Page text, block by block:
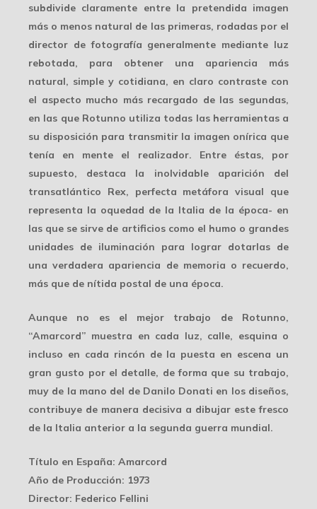
subdivide claramente entre la pretendida imagen
más o menos natural de las primeras, rodadas por el
director de fotografía generalmente mediante luz
rebotada, para obtener una apariencia más
natural, simple y cotidiana, en claro contraste con
el aspecto mucho más recargado de las segundas,
en las que Rotunno utiliza todas las herramientas a
su disposición para transmitir la imagen onírica que
tenía en mente el realizador. Entre éstas, por
supuesto, destaca la inolvidable aparición del
transatlántico Rex, perfecta metáfora visual que
representa la oquedad de la Italia de la época- en
las que se sirve de artificios como el humo o grandes
unidades de iluminación para lograr dotarlas de
una verdadera apariencia de memoria o recuerdo,
más que de nítida postal de una época.
Aunque no es el mejor trabajo de Rotunno,
“Amarcord” muestra en cada luz, calle, esquina o
incluso en cada rincón de la puesta en escena un
gran gusto por el detalle, de forma que su trabajo,
muy de la mano del de Danilo Donati en los diseños,
contribuye de manera decisiva a dibujar este fresco
de la Italia anterior a la segunda guerra mundial.
Título en España: Amarcord
Año de Producción: 1973
Director: Federico Fellini